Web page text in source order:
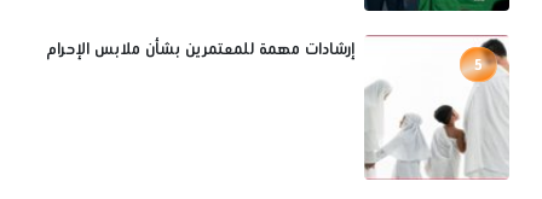
5
إرشادات مهمة للمعتمرين بشأن ملابس الإحرام